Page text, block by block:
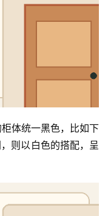
体统一黑色，比如下
则以白色的搭配，呈